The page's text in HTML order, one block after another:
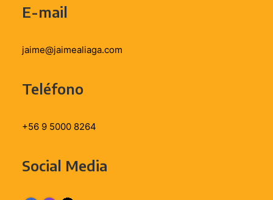
E-mail
jaime@jaimealiaga.com
Teléfono
+56 9 5000 8264
Social Media